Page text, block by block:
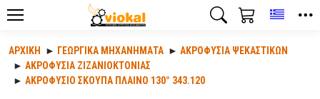
ΑΡΧΙΚΉ ΓΕΩΡΓΙΚΆ ΜΗΧΑΝΉΜΑΤΑ
ΑΚΡΟΦΎΣΙΑ ΨΕΚΑΣΤΙΚΏΝ
ΑΚΡΟΦΥΣΙΑ ΖΙΖΑΝΙΟΚΤΟΝΙΑΣ
ΑΚΡΟΦΥΣΙΟ ΣΚΟΥΠΑ ΠΛΑΙΝΟ 130° 343.120